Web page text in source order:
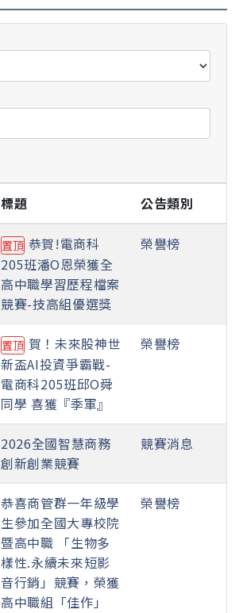
標題 公告類別
置頂 恭賀!電商科
205班潘O恩榮獲全
高中職學習歷程檔案
競賽-技高組優選獎
榮譽榜
置頂 賀！未來股神世
新盃AI投資爭霸戰-
電商科205班邱O舜
同學 喜獲『季軍』
榮譽榜
2026全國智慧商務
創新創業競賽
競賽消息
恭喜商管群一年級學
生參加全國大專校院
暨高中職 「生物多
樣性.永續未來短影
音行銷」競賽，榮獲
高中職組「佳作」
榮譽榜